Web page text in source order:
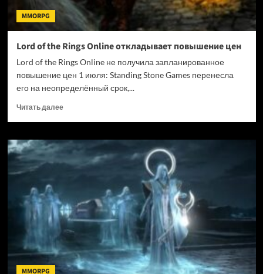
MMORPG
Lord of the Rings Online откладывает повышение цен
Lord of the Rings Online не получила запланированное
повышение цен 1 июля: Standing Stone Games перенесла
его на неопределённый срок,...
Читать далееПрочитать
Lord
the
откладывает
повышение
цен
MMORPG